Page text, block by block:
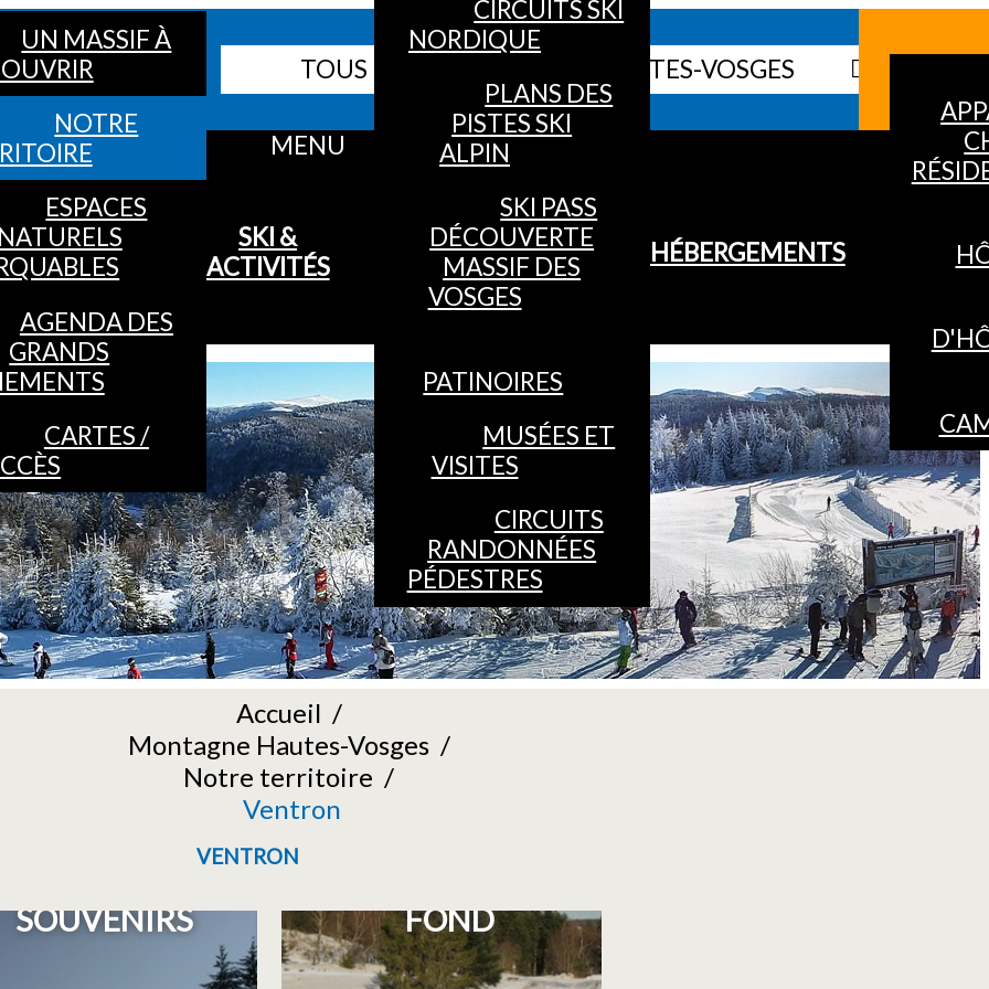
Webcams
Bulletin neige
TOUS LES SITES WEB DES HAUTES-VOSGES
MENU
UN MASSIF À
NOTRE
ESPACES
AGENDA DES
GRANDS
CARTES /
SKI &
ACTIVITÉS
CIRCUITS SKI
NORDIQUE
PLANS DES
PISTES SKI
ALPIN
SKI PASS
DÉCOUVERTE
MASSIF DES
VOSGES
PATINOIRES
MUSÉES ET
VISITES
CIRCUITS
RANDONNÉES
PÉDESTRES
HÉBERGEMENTS
Accueil /
Montagne Hautes-Vosges /
Notre territoire /
Ventron
VENTRON
MONTAGNE DE
SOUVENIRS
3 CIRCUITS DE SKI DE
FOND